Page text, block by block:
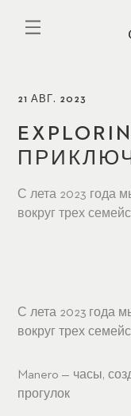
основному
21 АВГ. 2023
С лета 2023 года
вокруг трех
С лета 2023 года
вокруг трех
Manero — часы,
прогулок